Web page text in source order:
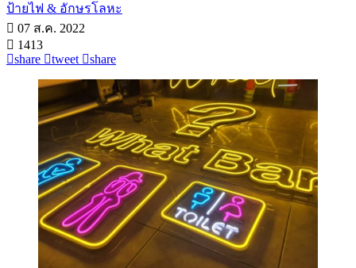
ป้ายไฟ & อักษรโลหะ
07 ส.ค. 2022
1413
share
tweet share